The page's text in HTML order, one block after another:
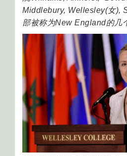
Middlebury, Wellesley(女),
部被称为New England的几